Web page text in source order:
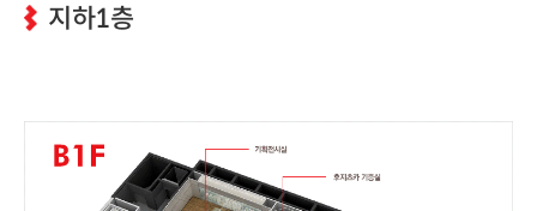
지하1층